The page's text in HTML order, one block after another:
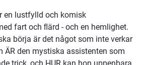
en lustfylld och komisk
fart och ﬂärd - och en hemlighet.
börja är det något som inte verkar
ÄR den mystiska assistenten som